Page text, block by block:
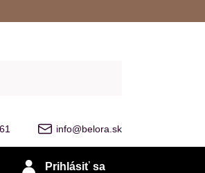
info@belora.sk
Prihlásiť sa